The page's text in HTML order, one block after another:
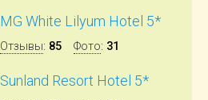
MG White Lilyum Hotel 5*
Отзывы: 85 Фото: 31
Sunland Resort Hotel 5*